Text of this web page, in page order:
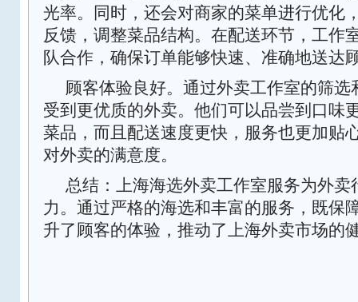
光率。同时，还会对商家的菜单进行优化
反馈，调整菜品结构。在配送环节，工作
队合作，确保订单能够快速、准确地送达
顾客体验良好。通过外卖工作室的筛选
受到更优质的外卖。他们可以品尝到口味
菜品，而且配送速度更快，服务也更加贴
对外卖的满意度。
总结：上海海选外卖工作室服务为外卖
力。通过严格的海选和丰富的服务，既保
升了顾客的体验，推动了上海外卖市场的